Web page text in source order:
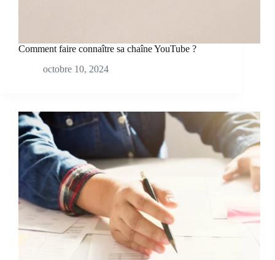
Comment faire connaître sa chaîne YouTube ?
octobre 10, 2024